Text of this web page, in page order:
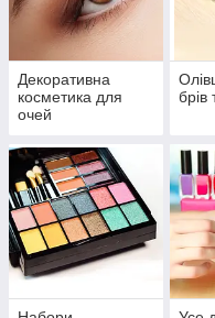
Декоративна
косметика для
очей
брів